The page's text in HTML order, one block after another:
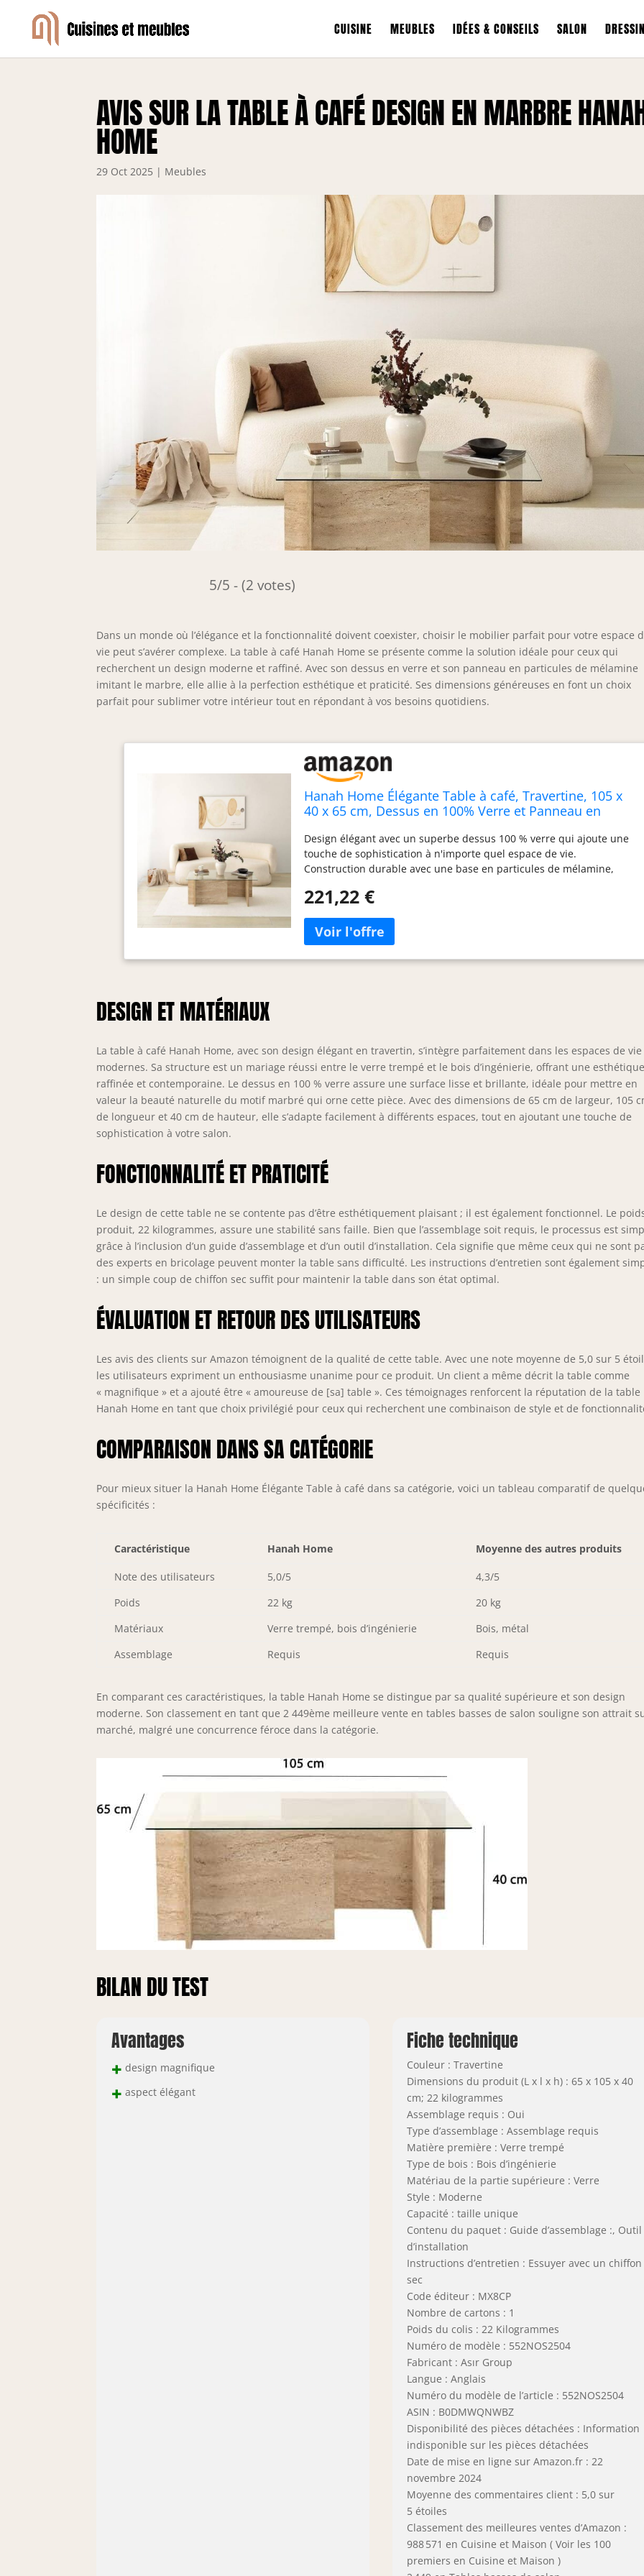
CUISINE MEUBLES IDÉES & CONSEILS SALON
AVIS SUR LA TABLE À CAFÉ DESIGN EN MARBRE
HOME
29 Oct 2025 | Meubles
5/5 - (2 votes)
Dans un monde où l’élégance et la fonctionnalité doivent coexister, choisir le mobilier parfait pour votre espace
vie peut s’avérer complexe. La table à café Hanah Home se présente comme la solution idéale pour ceux qui
recherchent un design moderne et raffiné. Avec son dessus en verre et son panneau en particules de mélamine
imitant le marbre, elle allie à la perfection esthétique et praticité. Ses dimensions généreuses en font un choix
parfait pour sublimer votre intérieur tout en répondant à vos besoins quotidiens.
Hanah Home Élégante Table à café, Travertine, 105 x
40 x 65 cm, Dessus en 100% Verre et Panneau en
pour espaces de Vie Modernes
Design élégant avec un superbe dessus 100 % verre qui ajoute une
touche de sophistication à n'importe quel espace de vie.
Construction durable avec une base en particules de mélamine,
dimensions générales de 105 cm de large, 40 cm de hauteur et 65
livres et la décoration. Les couleurs élégantes en travertine
complètent une variété de styles intérieurs, ce qui en fait un ajout
polyvalent à votre maison. L'épaisseur de 18 mm offre une surface
221,22 €
DESIGN ET MATÉRIAUX
La table à café Hanah Home, avec son design élégant en travertin, s’intègre parfaitement dans les espaces de vie
modernes. Sa structure est un mariage réussi entre le verre trempé et le bois d’ingénierie, offrant une
raffinée et contemporaine. Le dessus en 100 % verre assure une surface lisse et brillante, idéale pour mettre en
valeur la beauté naturelle du motif marbré qui orne cette pièce. Avec des dimensions de 65 cm de largeur, 105
de longueur et 40 cm de hauteur, elle s’adapte facilement à différents espaces, tout en ajoutant une touche de
sophistication à votre salon.
FONCTIONNALITÉ ET PRATICITÉ
Le design de cette table ne se contente pas d’être esthétiquement plaisant ; il est également fonctionnel. Le
produit, 22 kilogrammes, assure une stabilité sans faille. Bien que l’assemblage soit requis, le processus est
grâce à l’inclusion d’un guide d’assemblage et d’un outil d’installation. Cela signifie que même ceux qui ne sont
des experts en bricolage peuvent monter la table sans difficulté. Les instructions d’entretien sont également
: un simple coup de chiffon sec suffit pour maintenir la table dans son état optimal.
ÉVALUATION ET RETOUR DES UTILISATEURS
Les avis des clients sur Amazon témoignent de la qualité de cette table. Avec une note moyenne de 5,0 sur 5
les utilisateurs expriment un enthousiasme unanime pour ce produit. Un client a même décrit la table comme
« magnifique » et a ajouté être « amoureuse de [sa] table ». Ces témoignages renforcent la réputation de la table
Hanah Home en tant que choix privilégié pour ceux qui recherchent une combinaison de style et de
COMPARAISON DANS SA CATÉGORIE
Pour mieux situer la Hanah Home Élégante Table à café dans sa catégorie, voici un tableau comparatif de
spécificités :
Caractéristique Hanah Home Moyenne des autres produits
Note des utilisateurs 5,0/5
4,3/5
Poids
22 kg
20 kg
Matériaux
Verre trempé, bois d’ingénierie
Bois, métal
Assemblage
Requis Requis
En comparant ces caractéristiques, la table Hanah Home se distingue par sa qualité supérieure et son design
moderne. Son classement en tant que 2 449ème meilleure vente en tables basses de salon souligne son attrait
marché, malgré une concurrence féroce dans la catégorie.
BILAN DU TEST
Avantages
+ design magnifique
+ aspect élégant
Fiche technique
Couleur : Travertine
Dimensions du produit (L x l x h) : 65 x 105 x 40
cm; 22 kilogrammes
Assemblage requis : Oui
Type d’assemblage : Assemblage requis
Matière première : Verre trempé
Type de bois : Bois d’ingénierie
Matériau de la partie supérieure : Verre
Style : Moderne
Capacité : taille unique
Contenu du paquet : Guide d’assemblage :, Outil
d’installation
Instructions d’entretien : Essuyer avec un chiffon
sec
Code éditeur : MX8CP
Nombre de cartons : 1
Poids du colis : 22 Kilogrammes
Numéro de modèle : 552NOS2504
Fabricant : Asır Group
Langue : Anglais
Numéro du modèle de l’article : 552NOS2504
ASIN : B0DMWQNWBZ
Disponibilité des pièces détachées : Information
indisponible sur les pièces détachées
Date de mise en ligne sur Amazon.fr : 22
novembre 2024
Moyenne des commentaires client : 5,0 sur
5 étoiles
Classement des meilleures ventes d’Amazon :
988 571 en Cuisine et Maison ( Voir les 100
premiers en Cuisine et Maison )